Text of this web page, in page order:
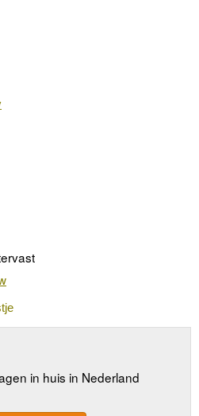
in huis in Nederland